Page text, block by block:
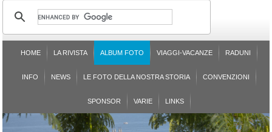
HOME LA RIVISTA ALBUM FOTO VIAGGI-VACANZE RADUNI
INFO NEWS LE FOTO DELLA NOSTRA STORIA CONVENZIONI
SPONSOR VARIE LINKS